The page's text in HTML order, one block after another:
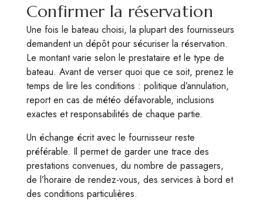
Confirmer la réservation
Une fois le bateau choisi, la plupart des fournisseurs
demandent un dépôt pour sécuriser la réservation.
Le montant varie selon le prestataire et le type de
bateau. Avant de verser quoi que ce soit, prenez le
temps de lire les conditions : politique d’annulation,
report en cas de météo défavorable, inclusions
exactes et responsabilités de chaque partie.
Un échange écrit avec le fournisseur reste
préférable. Il permet de garder une trace des
prestations convenues, du nombre de passagers,
de l’horaire de rendez-vous, des services à bord et
des conditions particulières.